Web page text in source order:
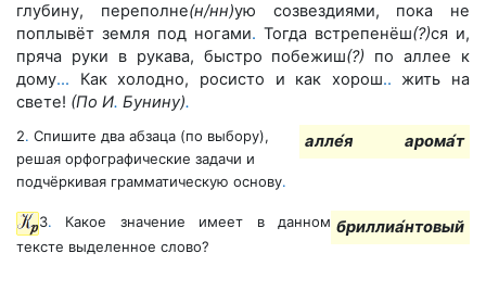
глубину, переполне(н/нн)ую созвездиями, пока не
поплывёт земля под ногами. Тогда встрепенёш(?)ся и,
пряча руки в рукава, быстро побежиш(?) по аллее к
дому... Как холодно, росисто и как хорош.. жить на
свете! (По И. Бунину).
алле́я
арома́т
2. Спишите два абзаца (по выбору),
решая орфографические задачи и
подчёркивая грамматическую основу.
бриллиа́нтовый
3. Какое значение имеет в данном
тексте выделенное слово?